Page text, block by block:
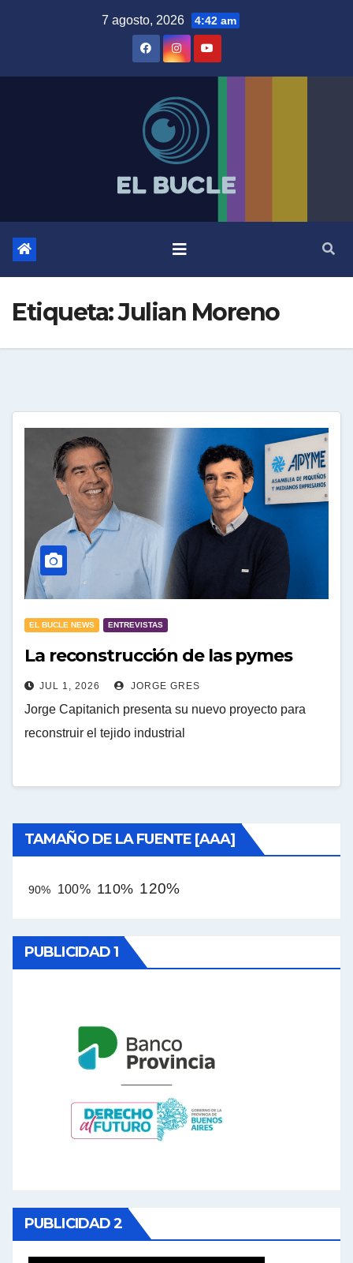
7 agosto, 2026 4:42 am
Etiqueta:Julian Moreno
EL BUCLE NEWS ENTREVISTAS
La reconstrucción de las pymes
JUL 1, 2026 JORGE GRES
Jorge Capitanich presenta su nuevo proyecto para
reconstruir el tejido industrial
TAMAÑO DE LA FUENTE [AAA]
90% 100% 110% 120%
PUBLICIDAD 1
PUBLICIDAD 2